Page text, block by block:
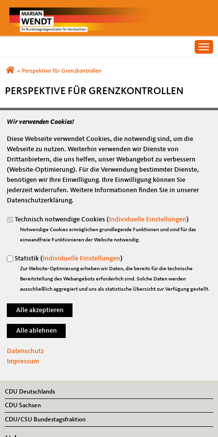
Sie sind hier
» Perspektive für Grenzkontrollen
PERSPEKTIVE FÜR GRENZKONTROLLEN
Themen
Innere Sicherheit und Rechtspolitik
Empfehlen Sie uns!
Suchformular
Suche
Marian Wendt, MdB
Platz der Republik 1
11011 Berlin
Telefon:030/ 227-73480
Fax:030/ 227-76664
E-Mail:marian.wendt@bundestag.de
CDU Deutschlands
CDU Sachsen
CDU/CSU Bundestagsfraktion
Wir verwenden Cookies!
Diese Webseite verwendet Cookies, die notwendig sind, um die
Webseite zu nutzen. Weiterhin verwenden wir Dienste von
Drittanbietern, die uns helfen, unser Webangebot zu verbessern
(Website-Optimierung). Für die Verwendung bestimmter Dienste,
benötigen wir Ihre Einwilligung. Ihre Einwilligung können Sie
jederzeit widerrufen. Weitere Informationen finden Sie in unserer
Datenschutzerklärung.
Technisch notwendige Cookies (Individuelle Einstellungen)
Notwendige Cookies ermöglichen grundlegende Funktionen und sind für das
einwandfreie Funktionieren der Website notwendig.
Statistik ( Individuelle Einstellungen)
Zur Website-Optimierung erheben wir Daten, die bereits für die technische
Bereitstellung des Webangebots erforderlich sind. Solche Daten werden
ausschließlich aggregiert und uns als statistische Übersicht zur Verfügung gestellt.
Datenschutz
Impressum